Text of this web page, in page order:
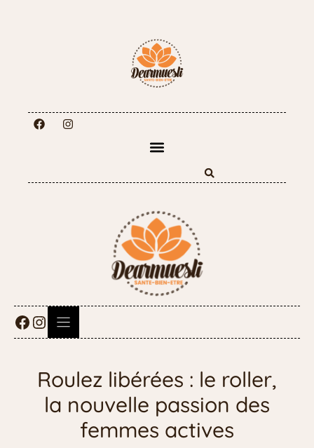
Roulez libérées : le roller,
la nouvelle passion des
femmes actives